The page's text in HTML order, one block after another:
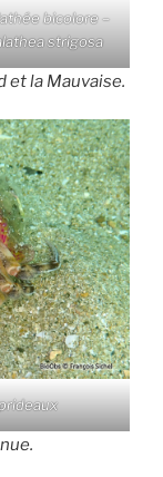
bicolore –
strigosa
et la Mauvaise.